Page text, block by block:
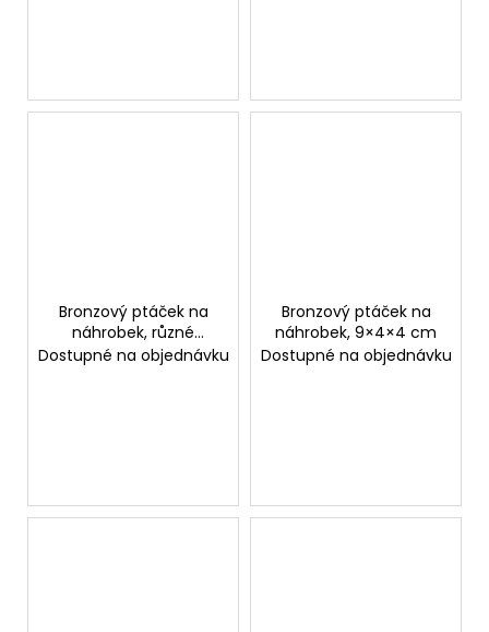
Bronzový ptáček na
náhrobek, různé
provedení, 3–5 cm
Dostupné na objednávku
Bronzový ptáček na
náhrobek, 9×4×4 cm
Dostupné na objednávku